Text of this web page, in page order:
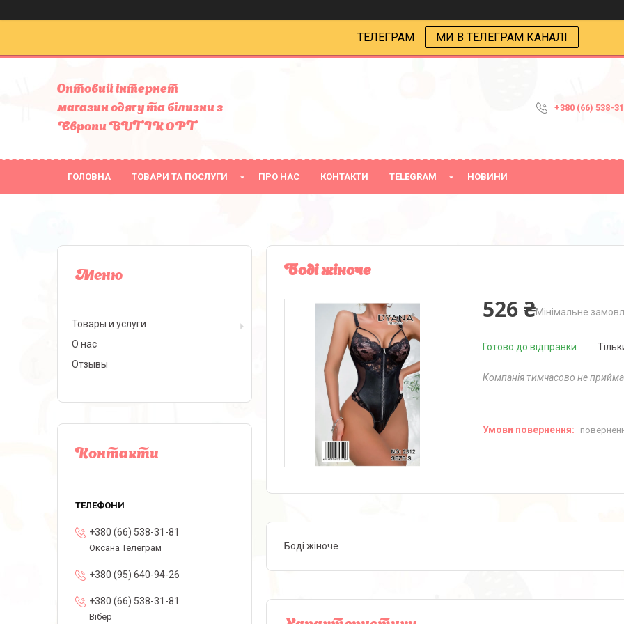
ТЕЛЕГРАМ МИ В ТЕЛЕГРАМ КАНАЛІ
Оптовий інтернет
магазин одягу та білизни з
Європи BUTIK OPT
+380 (66) 538-
ГОЛОВНА ТОВАРИ ТА ПОСЛУГИ ПРО НАС КОНТАКТИ TELEGRAM НОВИНИ
Боді жіноче
526 ₴Мінімальне
Готово до відправки
Компанія тимчасово не
Боді жіноче
Товары и услуги
О нас
Отзывы
Контакти
+380 (66) 538-31-81
Оксана Телеграм
+380 (95) 640-94-26
+380 (66) 538-31-81
Вібер